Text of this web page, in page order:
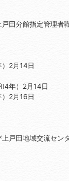
田分館指定管理者
2月14日
4年）2月14日
2月16日
戸田地域交流セン